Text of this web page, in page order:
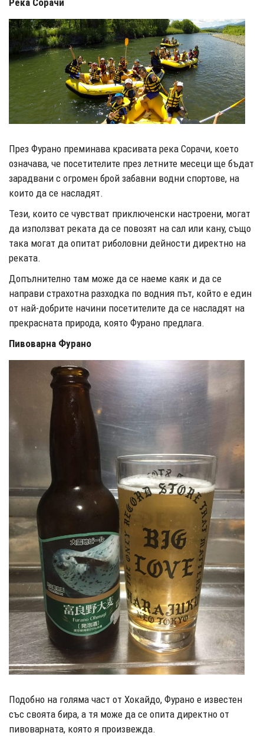
През Фурано преминава красивата река Сорачи, което
означава, че посетителите през летните месеци ще бъдат
зарадвани с огромен брой забавни водни спортове, на
които да се насладят.
Тези, които се чувстват приключенски настроени, могат
да използват реката да се повозят на сал или кану, също
така могат да опитат риболовни дейности директно на
реката.
Допълнително там може да се наеме каяк и да се
направи страхотна разходка по водния път, който е един
от най-добрите начини посетителите да се насладят на
прекрасната природа, която Фурано предлага.
Пивоварна Фурано
Подобно на голяма част от Хокайдо, Фурано е известен
със своята бира, а тя може да се опита директно от
пивоварната, която я произвежда.